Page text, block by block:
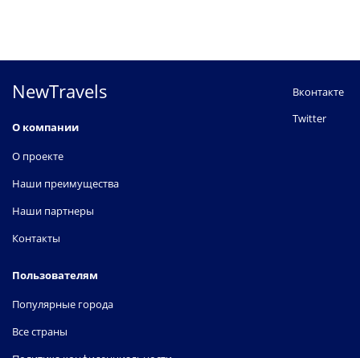
NewTravels
О компании
О проекте
Наши преимущества
Наши партнеры
Контакты
Пользователям
Популярные города
Все страны
Вконтакте
Twitter